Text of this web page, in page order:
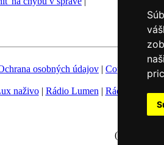
osobných údajov | Copyright
naživo| Rádio Lumen | Rádio Vatikán
(c) TK KBS